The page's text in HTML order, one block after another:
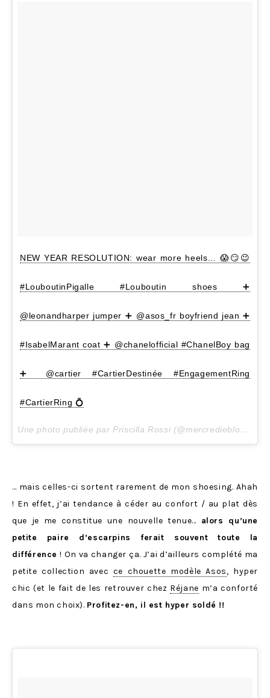
NEW YEAR RESOLUTION: wear more heels… 😱😏😉
#LouboutinPigalle #Louboutin shoes ➕
@leonandharper jumper ➕ @asos_fr boyfriend jean ➕
#IsabelMarant coat ➕ @chanelofficial #ChanelBoy bag
➕ @cartier #CartierDestinée #EngagementRing
#CartierRing 💍
Une photo publiée par Priscilla Rossi (@mercredieblog) le
… mais celles-ci sortent rarement de mon shoesing. Ahah
! En effet, j’ai tendance à céder au confort / au plat dès
que je me constitue une nouvelle tenue… alors qu’une
petite paire d’escarpins ferait souvent toute la
différence ! On va changer ça. J’ai d’ailleurs complété ma
petite collection avec ce chouette modèle Asos, hyper
chic (et le fait de les retrouver chez Réjane m’a conforté
dans mon choix). Profitez-en, il est hyper soldé !!